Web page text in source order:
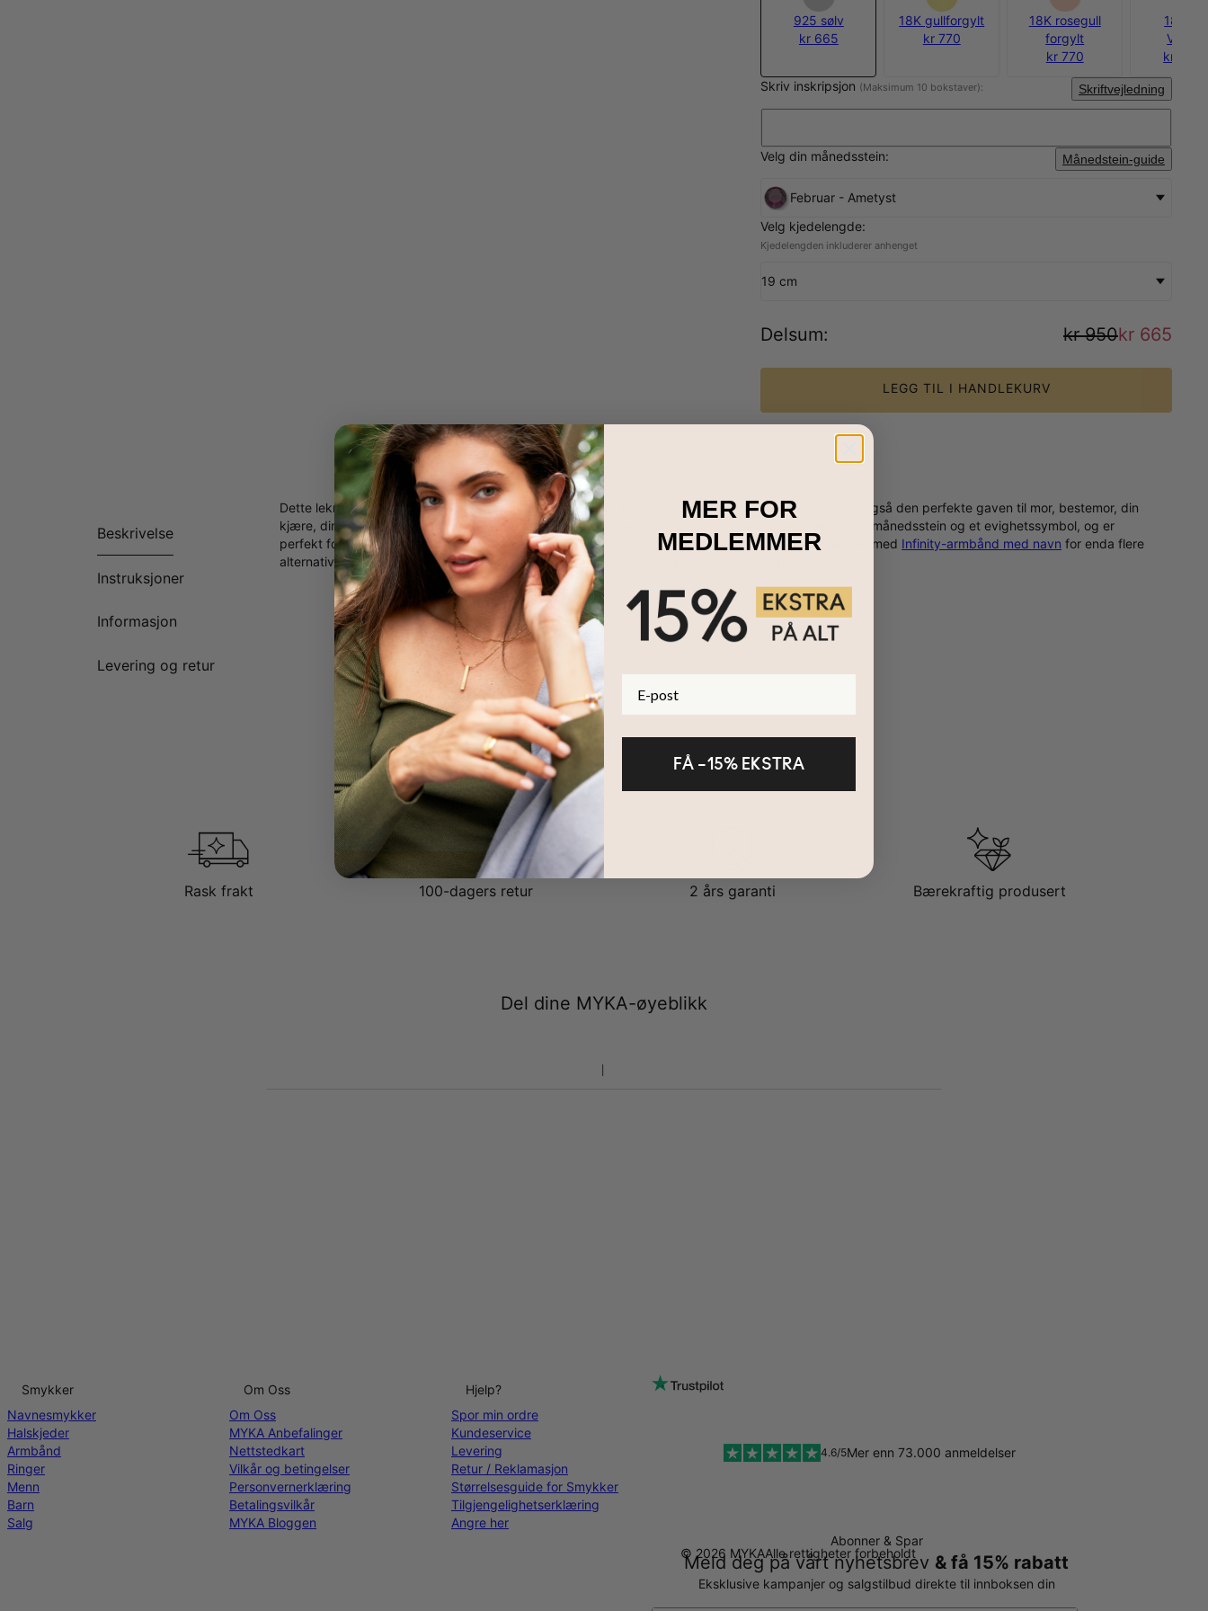
925 sølv
kr 665
18K gullforgylt
kr 770
18K rosegull
forgylt
kr 770
18K
kr 1
Skriv inskripsjon (Maksimum 10 bokstaver): Skriftvejledning
Velg din månedsstein: Månedstein-guide
Februar - Ametyst
Velg kjedelengde:
Kjedelengden inkluderer anhenget
19 cm
Delsum: kr 950kr 665
LEGG TIL I HANDLEKURV
Beskrivelse
Instruksjoner
Informasjon
Levering og retur
Dette lekre Infinity-armbåndet med månedsstein gjør seg bra i smykkekolleksjonen din, men det er også den perfekte gaven til mor, bestemor, din
kjære, din beste venn, søsteren din eller andre familiemedlemmer. Armbåndet består av en selvvalgt månedsstein og et evighetssymbol, og er
perfekt for å feire enhver anledning på en unik og betydningsfull måte. Ta en titt på kolleksjonen vår med Infinity-armbånd med navn for enda flere
alternativer!Armbåndet er også tilgjengelig med18k gullbelegg
Rask frakt 100-dagers retur 2 års garanti Bærekraftig produsert
Del dine MYKA-øyeblikk
Abonner & Spar
Meld deg på vårt nyhetsbrev & få 15% rabatt
Eksklusive kampanjer og salgstilbud direkte til innboksen din
Smykker
Navnesmykker
Halskjeder
Armbånd
Ringer
Menn
Barn
Salg
Om Oss
Om Oss
MYKA Anbefalinger
Nettstedkart
Vilkår og betingelser
Personvernerklæring
Betalingsvilkår
MYKA Bloggen
Hjelp?
Spor min ordre
Kundeservice
Levering
Retur / Reklamasjon
Størrelsesguide for Smykker
Tilgjengelighetserklæring
Angre her
4.6/5Mer enn 73.000 anmeldelser
© 2026 MYKAAlle rettigheter forbeholdt
MER FOR
MEDLEMMER
FÅ –15% EKSTRA